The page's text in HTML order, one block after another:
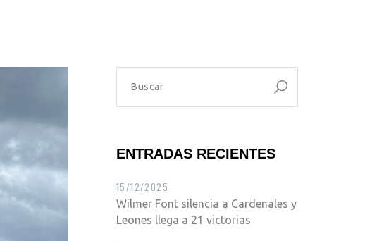
ENTRADAS RECIENTES
Wilmer Font silencia a Cardenales y
Leones llega a 21 victorias
15/12/2025